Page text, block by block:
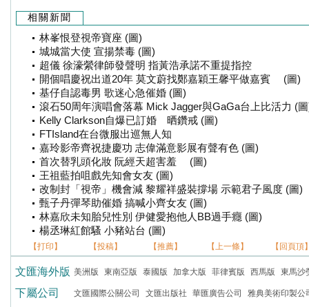
相關新聞
林峯恨登視帝寶座 (圖)
城城當大使 宣揚禁毒 (圖)
超儀 徐濠縈律師發聲明 指黃浩承諾不重提指控
開個唱慶祝出道20年 莫文蔚找鄭嘉穎王馨平做嘉賓 (圖)
基仔自認毒男 歌迷心急催婚 (圖)
滾石50周年演唱會落幕 Mick Jagger與GaGa台上比活力 (
Kelly Clarkson自爆已訂婚 晒鑽戒 (圖)
FTIsland在台微服出巡無人知
嘉玲影帝齊祝捷慶功 志偉滿意影展有聲有色 (圖)
首次替乳頭化妝 阮經天超害羞 (圖)
王祖藍拍咀戲先知會女友 (圖)
改制封「視帝」機會減 黎耀祥盛裝撐場 示範君子風度 (圖)
甄子丹彈琴助催婚 搞喊小齊女友 (圖)
林嘉欣未知胎兒性別 伊健愛抱他人BB過手癮 (圖)
楊丞琳紅館騷 小豬站台 (圖)
【打印】 【投稿】 【推薦】 【上一條】 【回頁頂
文匯海外版 美洲版 東南亞版 泰國版 加拿大版 菲律賓版 西馬版 東馬沙
下屬公司 文匯國際公關公司 文匯出版社 華匯廣告公司 雅典美術印製公